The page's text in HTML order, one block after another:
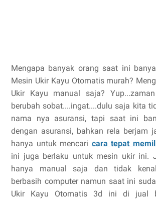
Mengapa banyak orang saat ini
Mesin Ukir Kayu Otomatis murah?
Ukir Kayu manual saja?
berubah sobat....ingat....dulu saja kita
nama nya asuransi, tapi saat ini
dengan asuransi, bahkan rela berjam
hanya untuk mencari cara tepat
ini juga berlaku untuk mesin ukir ini.
hanya manual saja dan tidak
berbasih computer namun saat ini
Ukir Kayu Otomatis 3d ini di jual